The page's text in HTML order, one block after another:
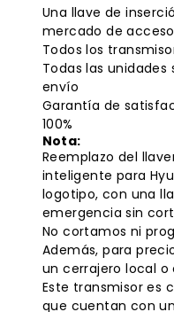
Una llave de
mercado de
Todos los
Todas las
envío
Garantía de
100%
Nota:
Reemplazo del
inteligente para
logotipo, con una
emergencia sin
No cortamos ni
Además, para
un cerrajero local o
Este transmisor es
que cuentan con